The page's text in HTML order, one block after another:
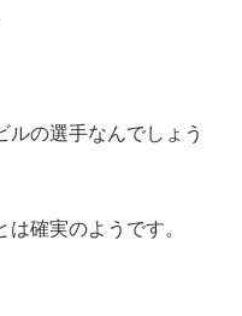
ルの選手なんでしょう
確実のようです。